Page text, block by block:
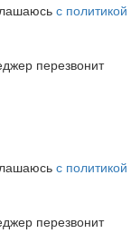
с политикой
перезвонит
с политикой
перезвонит